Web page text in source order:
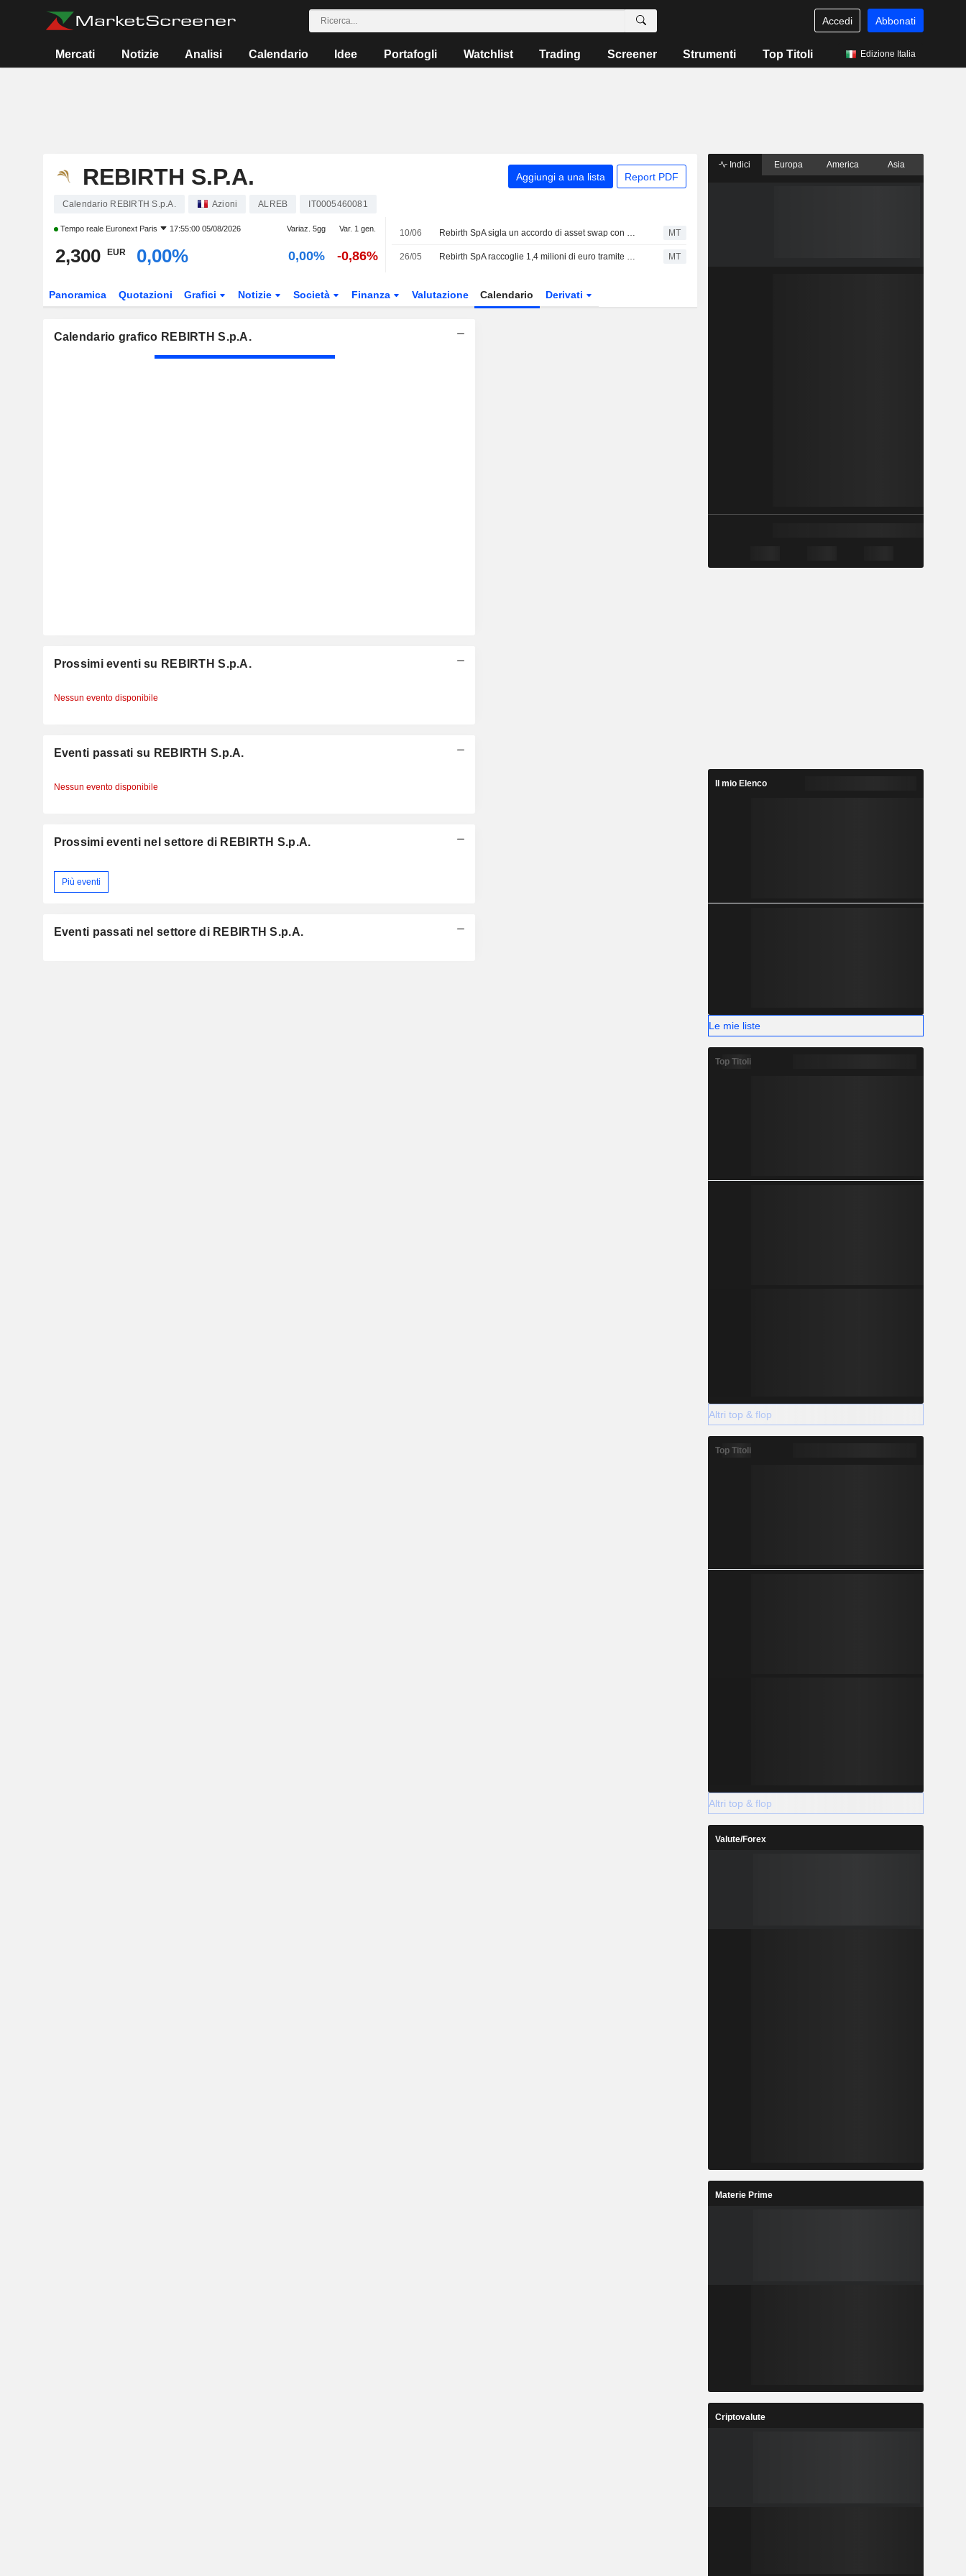
Accedi Abbonati
Mercati Notizie Analisi Calendario Idee Portafogli Watchlist Trading Screener Strumenti Top Titoli Edizione Italia
REBIRTH S.P.A. Aggiungi a una lista Report PDF
Calendario REBIRTH S.p.A. Azioni ALREB IT0005460081
Tempo reale Euronext Paris 17:55:00 05/08/2026 Variaz. 5gg Var. 1 gen.
2,300 EUR 0,00% 0,00% -0,86%
10/06 Rebirth SpA sigla un accordo di asset swap con un azionista MT
26/05 Rebirth SpA raccoglie 1,4 milioni di euro tramite aumento di capitale MT
Panoramica Quotazioni Grafici Notizie Società Finanza Valutazione Calendario Derivati
Calendario grafico REBIRTH S.p.A.
Prossimi eventi su REBIRTH S.p.A.
Nessun evento disponibile
Eventi passati su REBIRTH S.p.A.
Nessun evento disponibile
Prossimi eventi nel settore di REBIRTH S.p.A.
Più eventi
Eventi passati nel settore di REBIRTH S.p.A.
Indici Europa America Asia
Il mio Elenco
Le mie liste
Top Titoli
Altri top & flop
Top Titoli
Altri top & flop
Valute/Forex
Materie Prime
Criptovalute